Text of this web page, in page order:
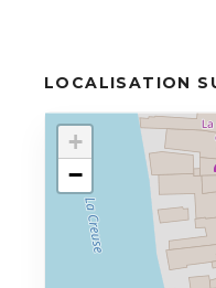
LOCALISATION
+
−